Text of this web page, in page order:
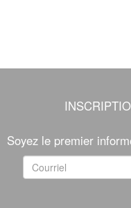
Soyez le premier